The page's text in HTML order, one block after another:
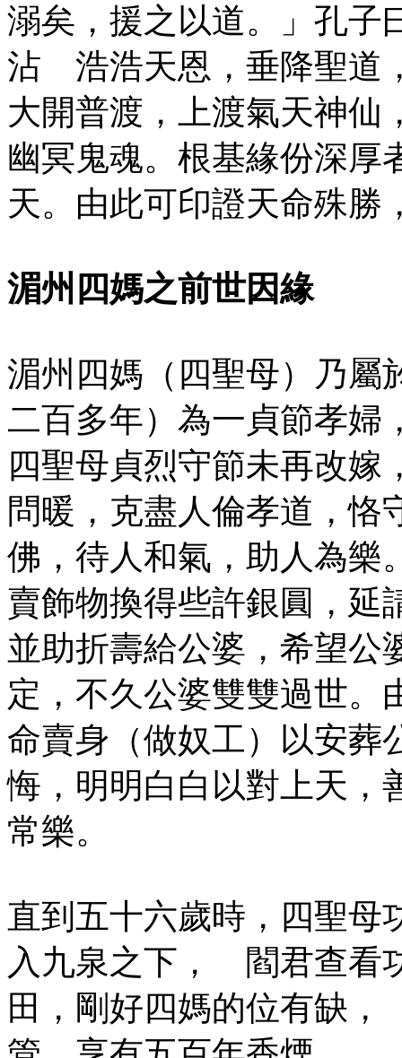
溺矣，援之以道。」孔子
沾 浩浩天恩，垂降聖道
大開普渡，上渡氣天神仙
幽冥鬼魂。根基緣份深厚
天。由此可印證天命殊勝
湄州四媽之前世因緣
湄州四媽（四聖母）乃屬
二百多年）為一貞節孝婦
四聖母貞烈守節未再改嫁
問暖，克盡人倫孝道，恪
佛，待人和氣，助人為樂
賣飾物換得些許銀圓，延
並助折壽給公婆，希望公
定，不久公婆雙雙過世。
命賣身（做奴工）以安葬
悔，明明白白以對上天，
常樂。
直到五十六歲時，四聖母
入九泉之下， 閻君查看
田，剛好四媽的位有缺